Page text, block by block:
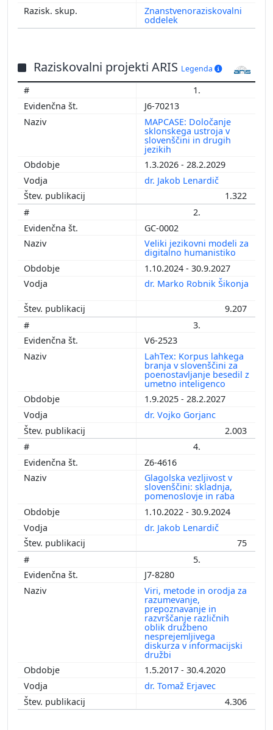
Znanstvenoraziskovalni
oddelek
Raziskovalni projekti ARIS Legenda
1.
J6-70213
MAPCASE: Določanje
sklonskega ustroja v
slovenščini in drugih
jezikih
1.3.2026 - 28.2.2029
dr. Jakob Lenardič
1.322
2.
GC-0002
Veliki jezikovni modeli za
digitalno humanistiko
1.10.2024 - 30.9.2027
dr. Marko Robnik Šikonja
9.207
3.
V6-2523
LahTex: Korpus lahkega
branja v slovenščini za
poenostavljanje besedil z
umetno inteligenco
1.9.2025 - 28.2.2027
dr. Vojko Gorjanc
2.003
4.
Z6-4616
Glagolska vezljivost v
slovenščini: skladnja,
pomenoslovje in raba
1.10.2022 - 30.9.2024
dr. Jakob Lenardič
75
5.
J7-8280
Viri, metode in orodja za
razumevanje,
prepoznavanje in
razvrščanje različnih
oblik družbeno
nesprejemljivega
diskurza v informacijski
družbi
1.5.2017 - 30.4.2020
dr. Tomaž Erjavec
4.306